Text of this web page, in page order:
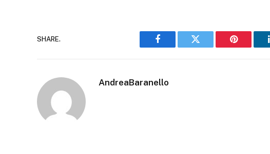
SHARE.
Facebook Twitter Pinterest
AndreaBaranello